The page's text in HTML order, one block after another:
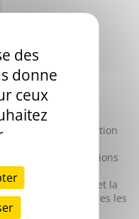
est la manifestation
sont les manifestations
la prématurité et la
obstétricales les
des
donne
ceux